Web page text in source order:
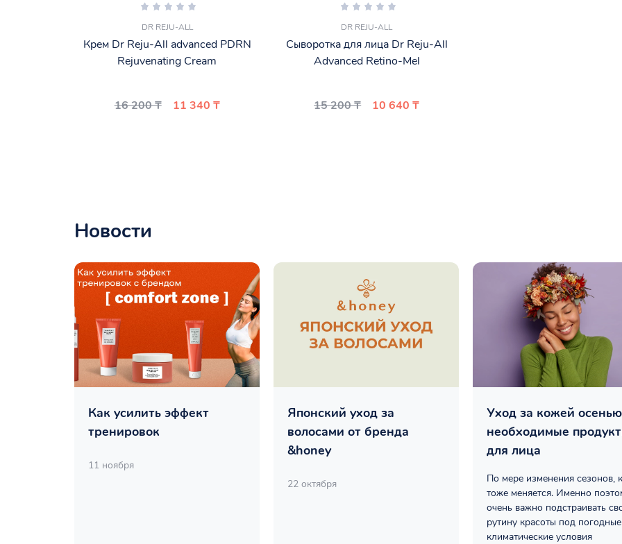
DR REJU-ALL
Крем Dr Reju-All advanced PDRN
Rejuvenating Cream
16 200 ₸ 11 340 ₸
DR REJU-ALL
Сыворотка для лица Dr Reju-All
Advanced Retino-Mel
15 200 ₸ 10 640 ₸
Новости
Как усилить эффект
тренировок
11 ноября
Японский уход за
волосами от бренда
&honey
22 октября
Уход за кожей
необходимые
для лица
По мере изменения сезонов,
тоже меняется. Именно
очень важно подстраивать
рутину красоты под
климатические условия